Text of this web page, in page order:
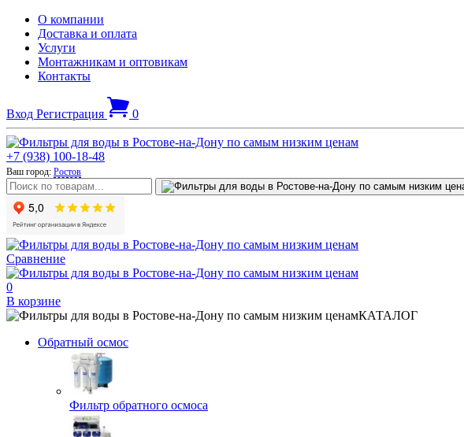
О компании
Доставка и оплата
Услуги
Монтажникам и оптовикам
Контакты
Вход Регистрация 0
+7 (938) 100-18-48
Ваш город: Ростов
Сравнение
0
В корзине
КАТАЛОГ
Обратный осмос
Фильтр обратного осмоса